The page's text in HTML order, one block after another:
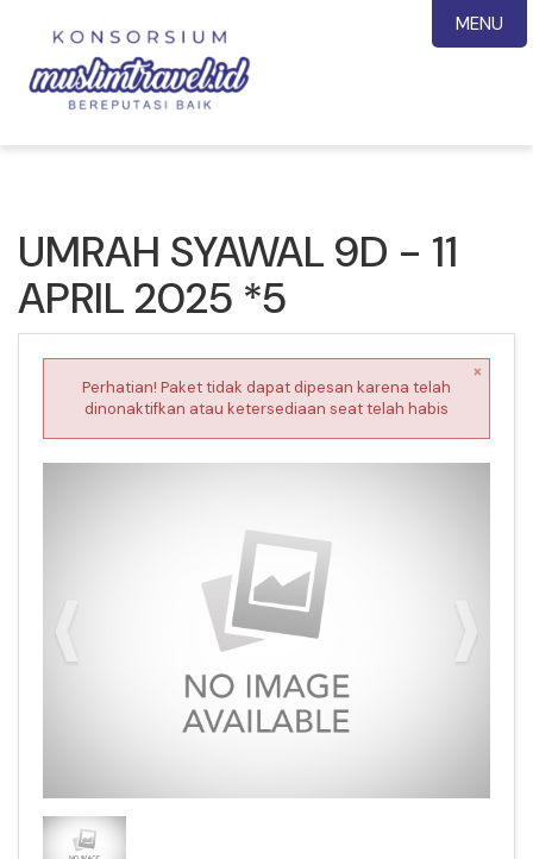
UMRAH SYAWAL 9D - 11
APRIL 2025 *5
Perhatian! Paket tidak dapat dipesan karena telah
dinonaktifkan atau ketersediaan seat telah habis
×
MENU